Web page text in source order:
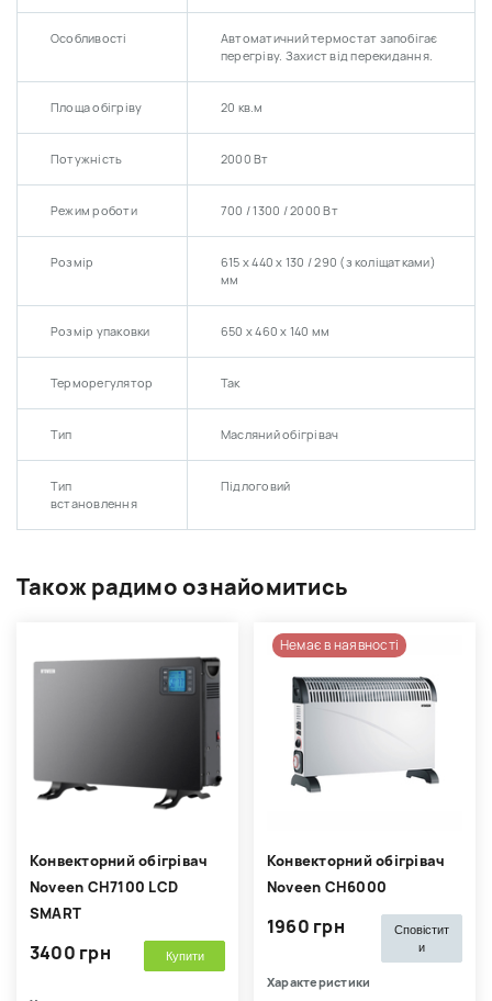
Особливості
Автоматичний термостат запобігає
перегріву. Захист від перекидання.
Площа обігріву 20 кв.м
Потужність 2000 Вт
Режим роботи 700 / 1300 / 2000 Вт
Розмір
615 х 440 х 130 / 290 (з коліщатками)
мм
Розмір упаковки 650 х 460 х 140 мм
Терморегулятор Так
Тип Масляний обігрівач
Тип
встановлення
Підлоговий
Також радимо ознайомитись
Конвекторний обігрівач
Noveen CH7100 LCD
SMART
3400 грн Купити
Немає в наявності
Конвекторний обігрівач
Noveen CH6000
1960 грн
Сповістит
и
Характеристики